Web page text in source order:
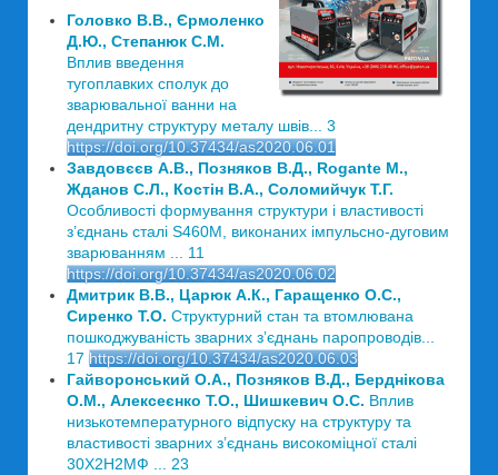
Головко В.В., Єрмоленко
Д.Ю., Степанюк С.М.
Вплив введення
тугоплавких сполук до
зварювальної ванни на
дендритну структуру металу швів... 3
https://doi.org/10.37434/as2020.06.01
Завдовєєв А.В., Позняков В.Д., Rogante M.,
Жданов С.Л., Костін В.А., Соломийчук Т.Г.
Особливості формування структури і властивості
з’єднань сталі S460M, виконаних імпульсно-дуговим
зварюванням ... 11
https://doi.org/10.37434/as2020.06.02
Дмитрик В.В., Царюк А.К., Гаращенко О.С.,
Сиренко Т.О. Структурний стан та втомлювана
пошкоджуваність зварних з’єднань паропроводів...
17 https://doi.org/10.37434/as2020.06.03
Гайворонський О.А., Позняков В.Д., Берднікова
О.М., Алексеєнко Т.О., Шишкевич О.С. Вплив
низькотемпературного відпуску на структуру та
властивості зварних з’єднань високоміцної сталі
30Х2Н2МФ ... 23